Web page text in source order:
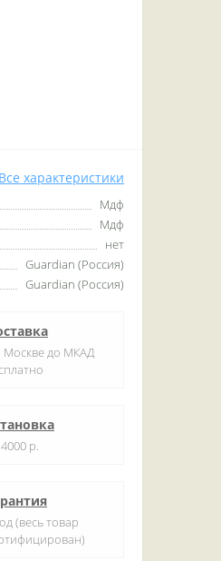
Все характеристики
Мдф
Мдф
нет
Guardian (Россия)
Guardian (Россия)
Москве до МКАД
р.
(весь товар